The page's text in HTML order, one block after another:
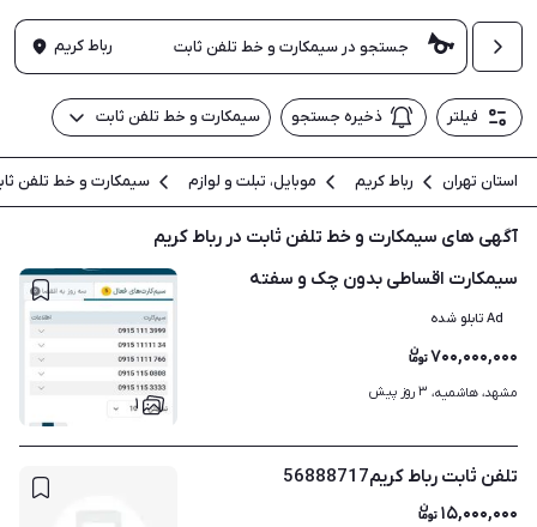
رباط کریم
فیلتر ذخیره جستجو سیمکارت و خط تلفن ثابت
استان تهران رباط کریم موبایل، تبلت و لوازم سیمکارت و خط تلفن
آگهی های سیمکارت و خط تلفن ثابت در رباط کریم
۱
سیمکارت اقساطی بدون چک و سفته
Ad تابلو شده
۷۰۰,۰۰۰,۰۰۰
مشهد، هاشمیه، ۳ روز پیش
تلفن ثابت رباط کریم56888717
۱۵,۰۰۰,۰۰۰